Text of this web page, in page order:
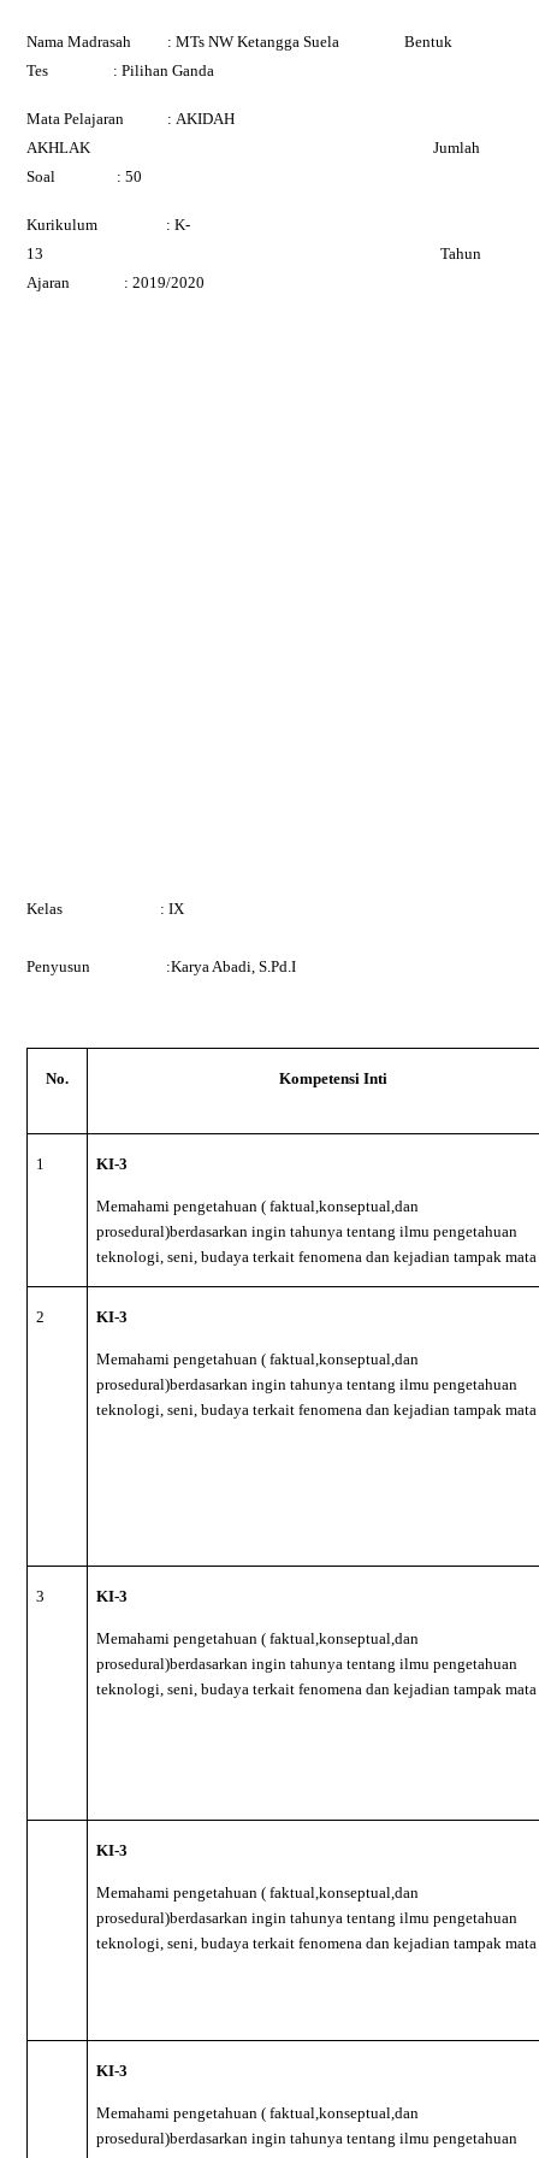
Nama Madrasah : MTs NW Ketangga Suela
Bentuk
Tes
: Pilihan Ganda
Mata Pelajaran : AKIDAH
AKHLAK
Jumlah
Soal
: 50
Kurikulum
: K-
13
Tahun
Ajaran
: 2019/2020
Kelas : IX
Penyusun :Karya Abadi, S.Pd.I
No. Kompetensi Inti
1 KI-3
Memahami pengetahuan ( faktual,konseptual,dan
prosedural)berdasarkan ingin tahunya tentang ilmu pengetahuan
teknologi, seni, budaya terkait fenomena dan kejadian tampak mata
2 KI-3
Memahami pengetahuan ( faktual,konseptual,dan
prosedural)berdasarkan ingin tahunya tentang ilmu pengetahuan
teknologi, seni, budaya terkait fenomena dan kejadian tampak mata
3 KI-3
Memahami pengetahuan ( faktual,konseptual,dan
prosedural)berdasarkan ingin tahunya tentang ilmu pengetahuan
teknologi, seni, budaya terkait fenomena dan kejadian tampak mata
KI-3
Memahami pengetahuan ( faktual,konseptual,dan
prosedural)berdasarkan ingin tahunya tentang ilmu pengetahuan
teknologi, seni, budaya terkait fenomena dan kejadian tampak mata
KI-3
Memahami pengetahuan ( faktual,konseptual,dan
prosedural)berdasarkan ingin tahunya tentang ilmu pengetahuan